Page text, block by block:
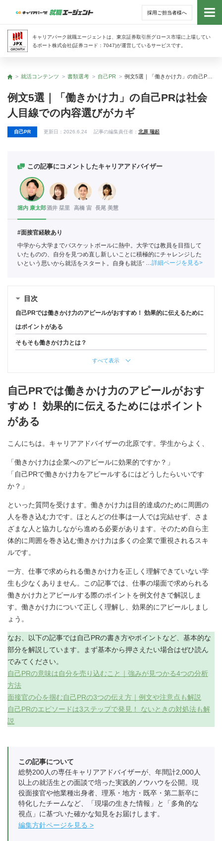
採用ご担当者様へ
キャリアパーク就職エージェントは、東京証券取引所グロース市場に上場してい
るポート株式会社(証券コード：7047)が運営しているサービスです。
トッ
トップ
就活コンテンツ 書類選考 自己PR
例文5選｜「働きかけ力」の自己PRは社会
人目線での内容選びがカギ
自己PR 更新日： 2026.6.24 記事の編集責任者： 北原 瑞起
この記事にコメントしたキャリアアドバイザー
堀内 康太郎酒井 栞里 高橋 宙 長尾 美慧
#面接官経験あり
中学から大学までバスケットボールに熱中。大学では教員を目指して
いたものの、自分を見つめ直し新しいことに積極的にチャレンジした
いという思いから就活をスタート。自身も就活ではエージェントを利
詳細ページを見る
目次
自己PRでは働きかけ力のアピールがおすすめ！ 効果的に伝えるために
はポイントがある
そもそも働きかけ力とは？
すべて表示
自己PRでは働きかけ力のアピールがおす
すめ！ 効果的に伝えるためにはポイント
がある
こんにちは。キャリアアドバイザーの北原です。学生からよく、
「働きかけ力は企業へのアピールに効果的ですか？」
「自己PRで働きかけ力をアピールするにはどうしたらいいです
か？」
といった質問を受けます。働きかけ力は目的達成のために周囲の
人を巻き込む力です。ほとんどの仕事は一人では完結せず、さま
ざまな人と協力しながら進める必要があります。そのため自ら主
体的に周囲を巻き込む働きかけ力は多くの企業で重視されるスキ
ルです。
一方、仕事で求められる働きかけ力を正しく理解できていない学
生も少なくありません。この記事では、仕事の場面で求められる
働きかけ力とアピールする際のポイントを例文付きで解説しま
す。働きかけ力について正しく理解し、効果的にアピールしまし
ょう。
なお、以下の記事では自己PRの書き方やポイントなど、基本的な
部分を解説しています。まず基本から押さえたい場合はぜひ読ん
でみてください。
自己PRの意味は自分を売り込むこと｜強みが見つかる4つの分析
方法
面接官の心を掴む自己PRの3つの伝え方｜例文や注意点も解説
自己PRのエピソードは3ステップで発見！ ないときの対処法も解
説
この記事について
総勢200人の専任キャリアアドバイザーが、年間計2,000人
以上の就活生との面談で培った実践的ノウハウを公開。現
役面接官や他業種出身者、理系・地方・既卒・第二新卒に
特化したチームなど、「現場の生きた情報」と「多角的な
視点」に基づいた確かな知見をお届けします。
編集方針ページを見る